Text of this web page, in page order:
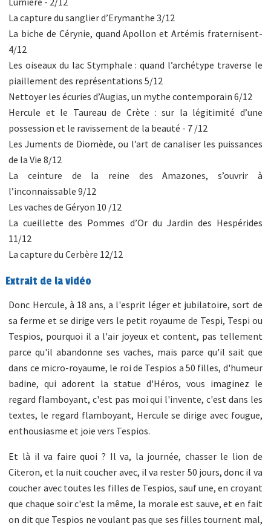
La capture du sanglier d’Erymanthe 3/12
La biche de Cérynie, quand Apollon et Artémis fraternisent-
4/12
Les oiseaux du lac Stymphale : quand l’archétype traverse le
piaillement des représentations 5/12
Nettoyer les écuries d’Augias, un mythe contemporain 6/12
Hercule et le Taureau de Crète : sur la légitimité d’une
possession et le ravissement de la beauté - 7 /12
Les Juments de Diomède, ou l’art de canaliser les puissances
de la Vie 8/12
La ceinture de la reine des Amazones, s’ouvrir à
l’inconnaissable 9/12
Les vaches de Géryon 10 /12
La cueillette des Pommes d’Or du Jardin des Hespérides
11/12
La capture du Cerbère 12/12
Extrait de la vidéo
Donc Hercule, à 18 ans, a l'esprit léger et jubilatoire, sort de
sa ferme et se dirige vers le petit royaume de Tespi, Tespi ou
Tespios, pourquoi il a l'air joyeux et content, pas tellement
parce qu'il abandonne ses vaches, mais parce qu'il sait que
dans ce micro-royaume, le roi de Tespios a 50 filles, d'humeur
badine, qui adorent la statue d'Héros, vous imaginez le
regard flamboyant, c'est pas moi qui l'invente, c'est dans les
textes, le regard flamboyant, Hercule se dirige avec fougue,
enthousiasme et joie vers Tespios.
Et là il va faire quoi ? Il va, la journée, chasser le lion de
Citeron, et la nuit coucher avec, il va rester 50 jours, donc il va
coucher avec toutes les filles de Tespios, sauf une, en croyant
que chaque soir c'est la même, la morale est sauve, et en fait
on dit que Tespios ne voulant pas que ses filles tournent mal,